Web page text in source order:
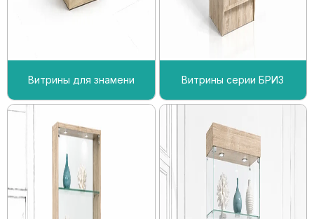
Витрины для знамени Витрины серии БРИЗ